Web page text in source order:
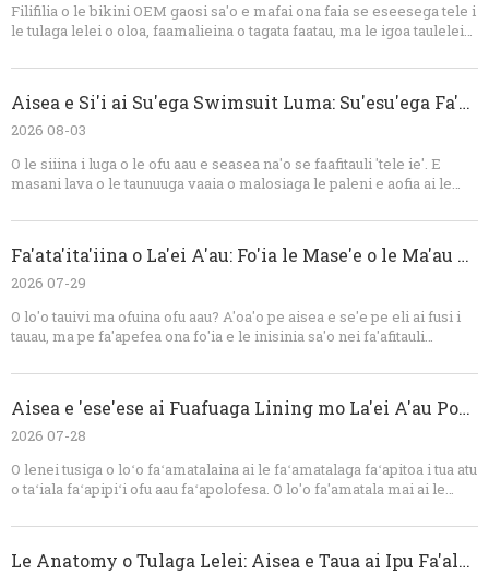
Filifilia o le bikini OEM gaosi sa'o e mafai ona faia se eseesega tele i
le tulaga lelei o oloa, faamalieina o tagata faatau, ma le igoa tauleleia.
se kamupani su'esu'e ofu aau, Dongguan Abely Fashion Co., Ltd. e
ma fusi e ala i se faiga fa'apolofesa OEM. Fa'afeso'ota'i la matou 'au e
fa'atalanoa lau mamanu, ie, lapo'a lapo'a, MOQ, fa'ata'ita'iga
ata faʻasino poʻo le tech pack, ma seʻi matou fesoasoani e faʻaliliu lau
manatu o ofu aau i se faʻaputuga saunia.
Aisea e Si'i ai Su'ega Swimsuit Luma: Su'esu'ega Fa'apitoa Fa'apitoa Ma Fofo OEM
2026 08-03
O le siiina i luga o le ofu aau e seasea na'o se faafitauli 'tele ie'. E
masani lava o le taunuuga vaaia o malosiaga le paleni e aofia ai le
toe faʻaleleia o ie. E ala i le faʻataʻitaʻiina o le ofusa ma le faʻasaʻoina
faʻamafanafanaga sili atu, faʻapipiʻi, foliga vaaia, ma le faʻatulagaina o
le gaosiga. Mo le atina'eina o ofu aau OEM, o le vave iloiloga
faifaipea ma fa'asa'oga fa'atauga tele.
Fa'ata'ita'iina o La'ei A'au: Fo'ia le Mase'e o le Ma'au ma le Eli o Tau'au
2026 07-29
O lo'o tauivi ma ofuina ofu aau? A'oa'o pe aisea e se'e pe eli ai fusi i
tauau, ma pe fa'apefea ona fo'ia e le inisinia sa'o nei fa'afitauli
fa'amatalaga fa'apitoa OEM i le mamanu mamanu, tekinolosi su'isu'i,
Aisea e 'ese'ese ai Fuafuaga Lining mo La'ei A'au Pogisa vs
2026 07-28
O lenei tusiga o loʻo faʻamatalaina ai le faʻamatalaga faʻapitoa i tua atu
o taʻiala faʻapipiʻi ofu aau faʻapolofesa. O lo'o fa'amatala mai ai le
manino, a'o ie lanu uliuli e fa'aaogaina ai le malamalama fa'anatura e
opacity, ma le mautinoa o tagata fa'atau.
Le Anatomy o Tulaga Lelei: Aisea e Taua ai Ipu Fa'alua-Layer i totonu ole Inisinia Ofu Ta'ele